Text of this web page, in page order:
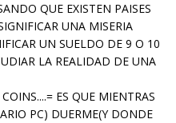
QUE EXISTEN PAISES
UNA MISERIA
UN SUELDO DE 9 O 10
LA REALIDAD DE UNA
ES QUE MIENTRAS
PC) DUERME(Y DONDE